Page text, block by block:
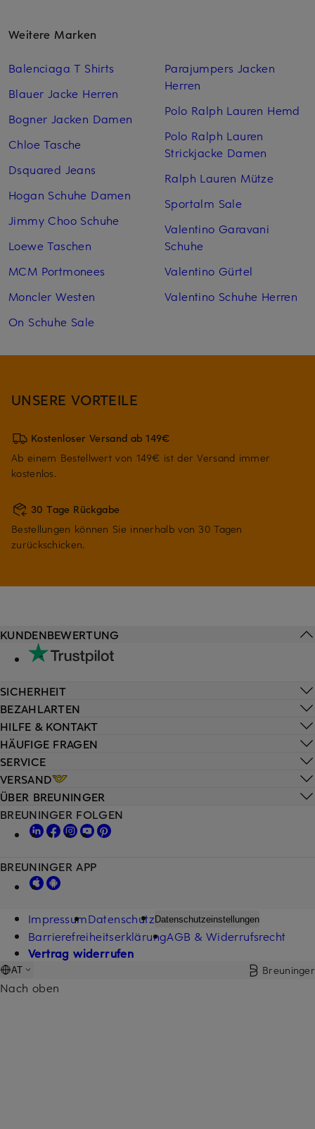
Weitere Marken
Balenciaga T Shirts
Blauer Jacke Herren
Bogner Jacken Damen
Chloe Tasche
Dsquared Jeans
Hogan Schuhe Damen
Jimmy Choo Schuhe
Loewe Taschen
MCM Portmonees
Moncler Westen
On Schuhe Sale
Parajumpers Jacken
Herren
Polo Ralph Lauren Hemd
Polo Ralph Lauren
Strickjacke Damen
Ralph Lauren Mütze
Sportalm Sale
Valentino Garavani
Schuhe
Valentino Gürtel
Valentino Schuhe Herren
UNSERE VORTEILE
Kostenloser Versand ab 149€
Ab einem Bestellwert von 149€ ist der Versand immer
kostenlos.
30 Tage Rückgabe
Bestellungen können Sie innerhalb von 30 Tagen
zurückschicken.
HILFE & KONTAKT
HÄUFIGE FRAGEN
SERVICE
VERSAND
KUNDENBEWERTUNG
SICHERHEIT
BEZAHLARTEN
ÜBER BREUNINGER
BREUNINGER FOLGEN
BREUNINGER APP
ImpressumDatenschutzDatenschutzeinstellungen
BarrierefreiheitserklärungAGB & Widerrufsrecht
Vertrag widerrufen
AT Breuninger
Nach oben